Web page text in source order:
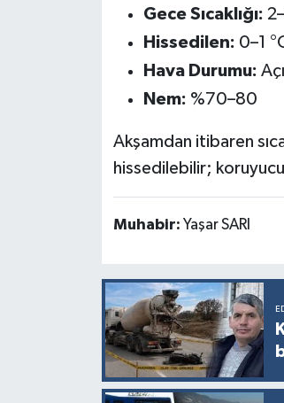
Gece Sıcaklığı:
Hissedilen: 0–1
Hava Durumu:
Nem: %70–80
Akşamdan itibaren
hissedilebilir;
Muhabir: Yaşar SARI
Video Galeri